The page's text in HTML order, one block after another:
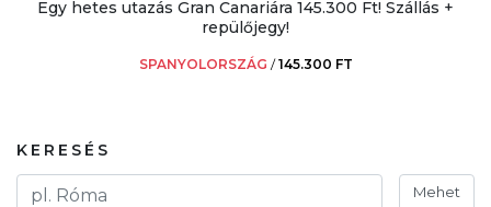
Egy hetes utazás Gran Canariára 145.300 Ft! Szállás +
repülőjegy!
SPANYOLORSZÁG /145.300 FT
KERESÉS
Mehet